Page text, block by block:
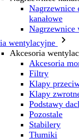
Nagrzewnice
kanałowe
Nagrzewnice
wentylacyjne

Akcesoria
Akcesoria
Filtry
Klapy
Klapy
Podstawy
Pozostale
Stabilery
Tłumiki